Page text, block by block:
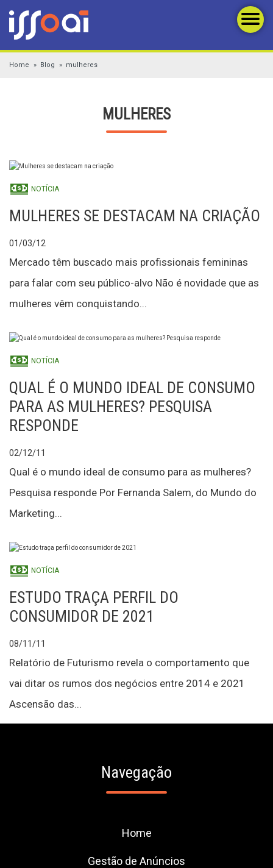
Home Blog mulheres
MULHERES
NOTÍCIA
MULHERES SE DESTACAM NA CRIAÇÃO
01/03/12
Mercado têm buscado mais profissionais femininas
para falar com seu público-alvo Não é novidade que as
mulheres vêm conquistando...
NOTÍCIA
QUAL É O MUNDO IDEAL DE CONSUMO
PARA AS MULHERES? PESQUISA
RESPONDE
02/12/11
Qual é o mundo ideal de consumo para as mulheres?
Pesquisa responde Por Fernanda Salem, do Mundo do
Marketing...
NOTÍCIA
ESTUDO TRAÇA PERFIL DO
CONSUMIDOR DE 2021
08/11/11
Relatório de Futurismo revela o comportamento que
vai ditar os rumos dos negócios entre 2014 e 2021
Ascensão das...
Navegação
Home
Gestão de Anúncios